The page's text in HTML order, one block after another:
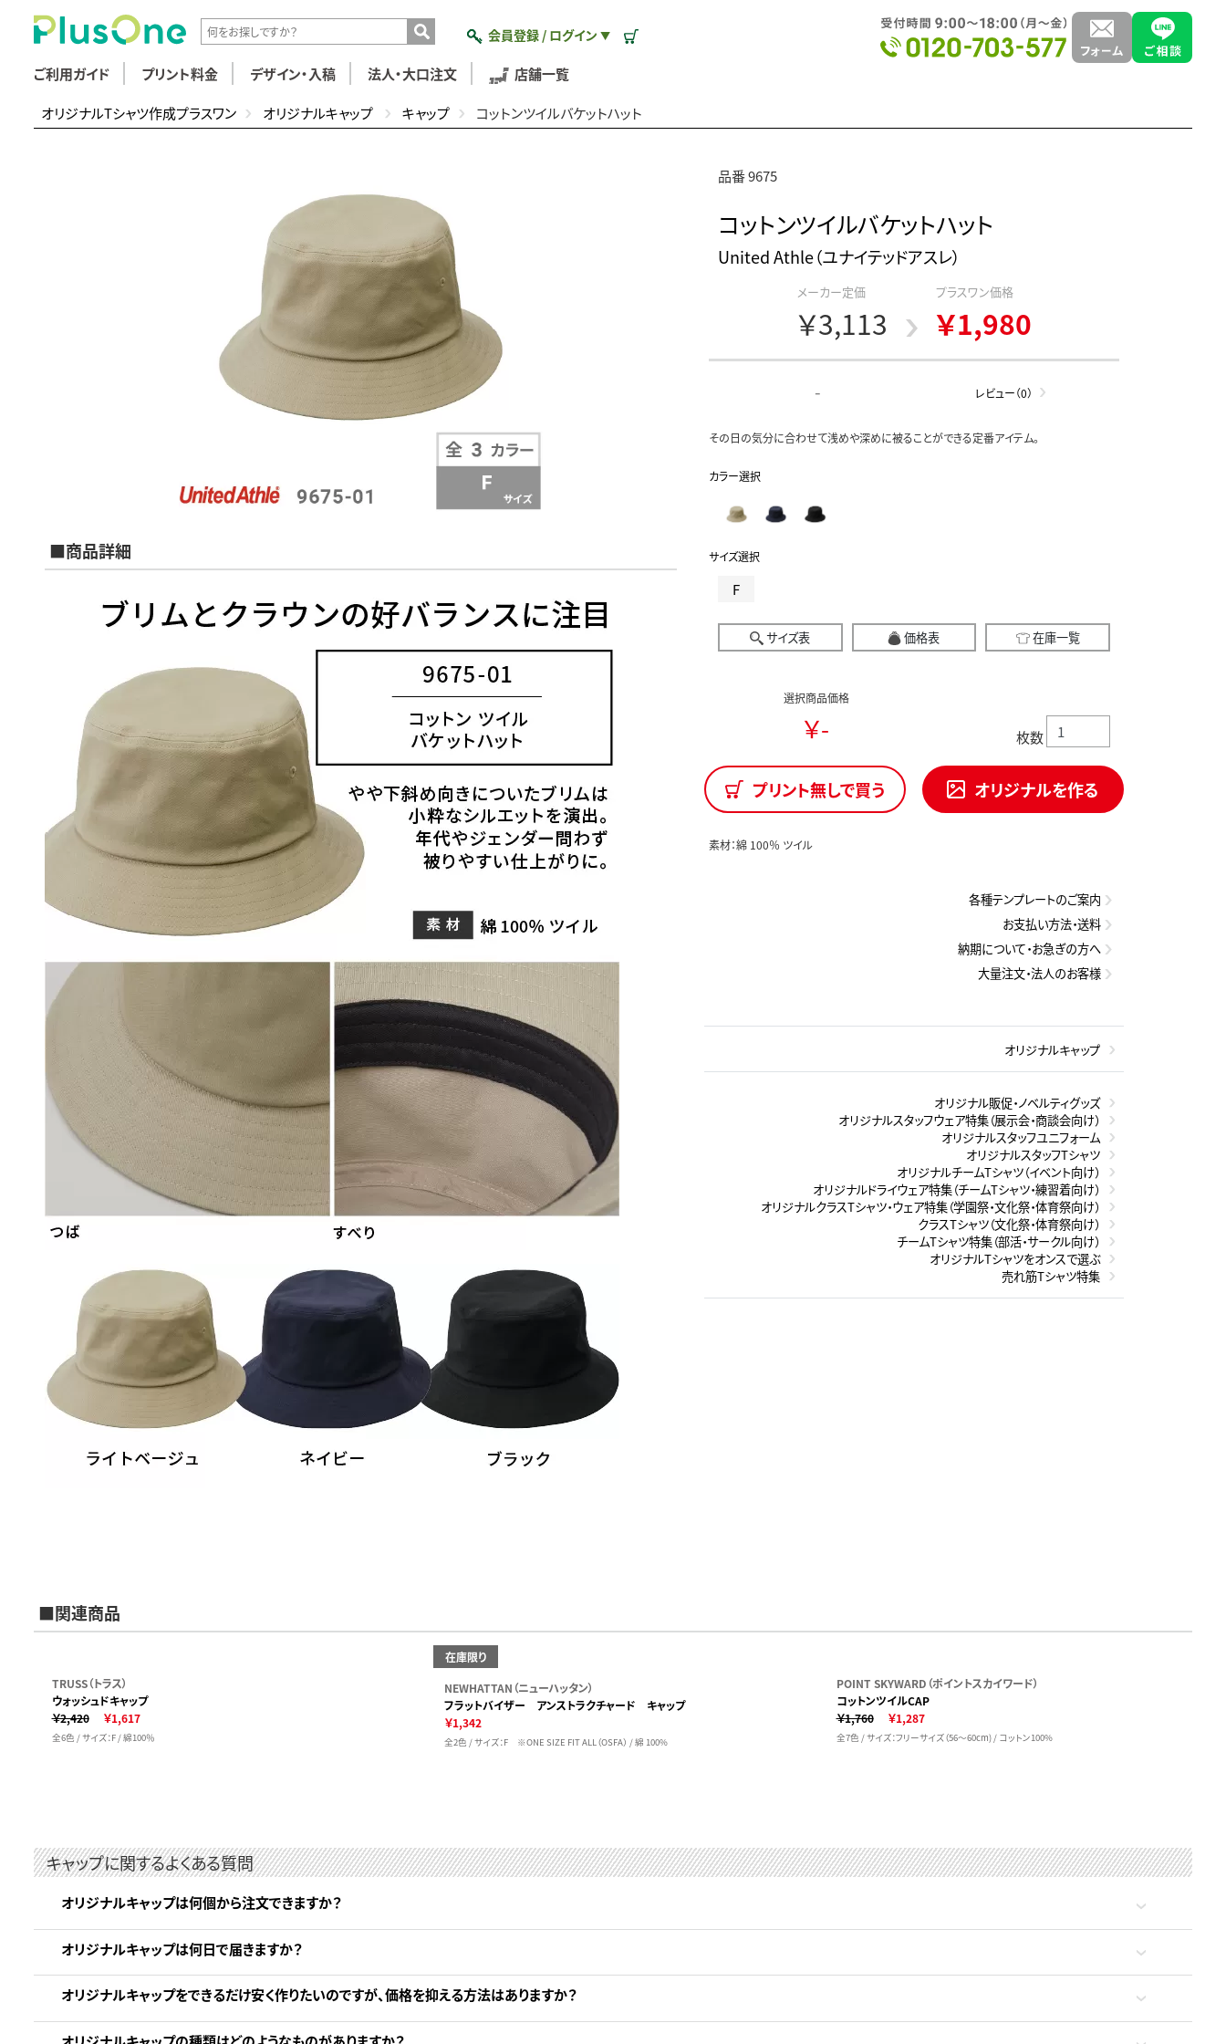
会員登録 / ログイン ▼
ご利用ガイド プリント料金 デザイン・入稿 法人・大口注文 店舗一覧
オリジナルTシャツ作成プラスワン オリジナルキャップ キャップ コットンツイルバケットハット
■商品詳細
品番 9675
コットンツイルバケットハット
United Athle（ユナイテッドアスレ）
メーカー定価
￥3,113
プラスワン価格
￥1,980
- レビュー（0）
その日の気分に合わせて浅めや深めに被ることができる定番アイテム。
カラー選択
サイズ選択
F
サイズ表 価格表 在庫一覧
選択商品価格
￥- 枚数
プリント無しで買う オリジナルを作る
素材：綿 100％ ツイル
各種テンプレートのご案内
お支払い方法・送料
納期について・お急ぎの方へ
大量注文・法人のお客様
オリジナルキャップ
オリジナル販促・ノベルティグッズ
オリジナルスタッフウェア特集（展示会・商談会向け）
オリジナルスタッフユニフォーム
オリジナルスタッフTシャツ
オリジナルチームTシャツ（イベント向け）
オリジナルドライウェア特集（チームTシャツ・練習着向け）
オリジナルクラスTシャツ・ウェア特集（学園祭・文化祭・体育祭向け）
クラスTシャツ（文化祭・体育祭向け）
チームTシャツ特集（部活・サークル向け）
オリジナルTシャツをオンスで選ぶ
売れ筋Tシャツ特集
■関連商品
TRUSS（トラス）
ウォッシュドキャップ
￥2,420
￥1,617
全6色 / サイズ：F / 綿100％
在庫限り
NEWHATTAN（ニューハッタン）
フラットバイザー アンストラクチャード キャップ
￥1,342
全2色 / サイズ：F ※ONE SIZE FIT ALL（OSFA） / 綿 100%
POINT SKYWARD（ポイントスカイワード）
コットンツイルCAP
￥1,760
￥1,287
全7色 / サイズ：フリーサイズ（56～60cm) / コットン100%
キャップに関するよくある質問
オリジナルキャップは何個から注文できますか？
オリジナルキャップは何日で届きますか？
オリジナルキャップをできるだけ安く作りたいのですが、価格を抑える方法はありますか？